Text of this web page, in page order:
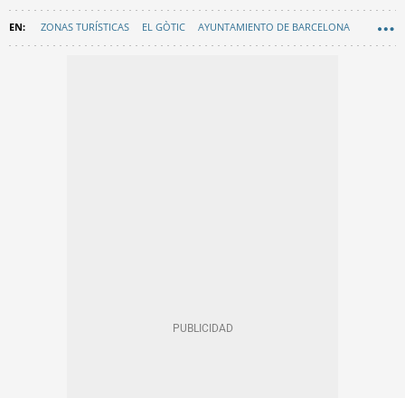
ZONAS TURÍSTICAS EL GÒTIC AYUNTAMIENTO DE BARCELONA